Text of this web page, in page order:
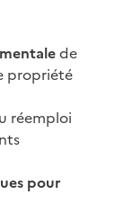
de
propriété
réemploi
pour